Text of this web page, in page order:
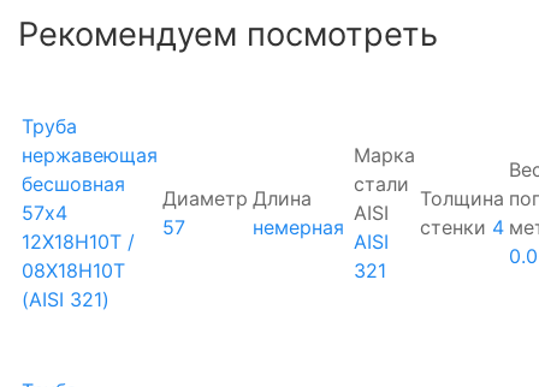
Рекомендуем посмотреть
Труба
нержавеющая
бесшовная
57х4
12Х18Н10Т /
08Х18Н10Т
(AISI 321)
Диаметр
57
Длина
немерная
Марка
стали
AISI
AISI
321
Толщина
стенки 4